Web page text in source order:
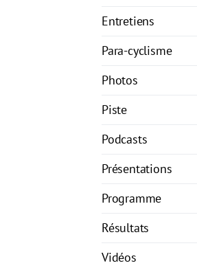
Entretiens
Para-cyclisme
Photos
Piste
Podcasts
Présentations
Programme
Résultats
Vidéos